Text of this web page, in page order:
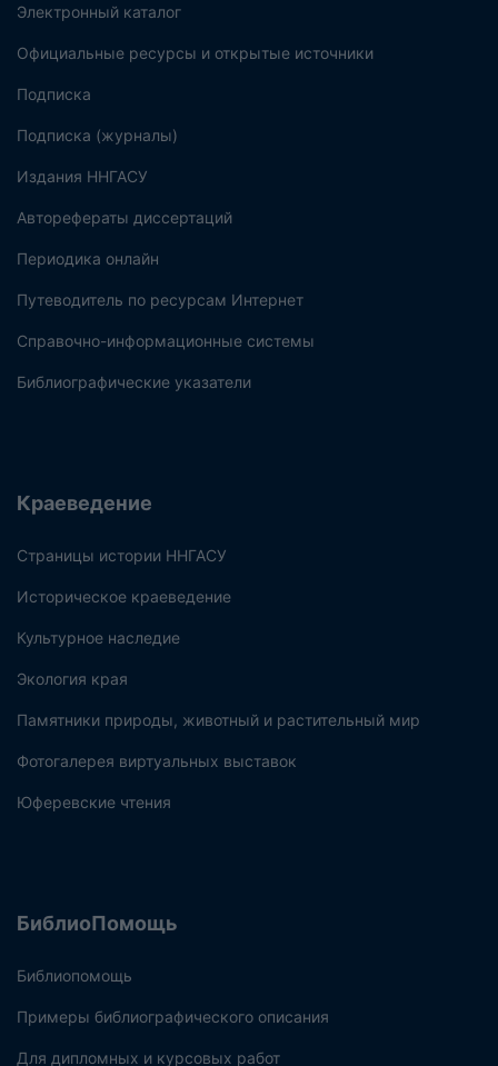
Электронный каталог
Официальные ресурсы и открытые источники
Подписка
Подписка (журналы)
Издания ННГАСУ
Авторефераты диссертаций
Периодика онлайн
Путеводитель по ресурсам Интернет
Справочно-информационные системы
Библиографические указатели
Краеведение
Страницы истории ННГАСУ
Историческое краеведение
Культурное наследие
Экология края
Памятники природы, животный и растительный мир
Фотогалерея виртуальных выставок
Юферевские чтения
БиблиоПомощь
Библиопомощь
Примеры библиографического описания
Для дипломных и курсовых работ